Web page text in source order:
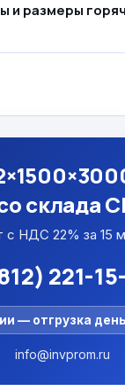
и размеры
склада
с НДС 22% за 15
221-
— отгрузка
info@invprom.ru